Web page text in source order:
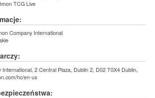
TCG Live
Company International
2 Central Plaza, Dublin 2, D02 T0X4 Dublin,
hc/en-us